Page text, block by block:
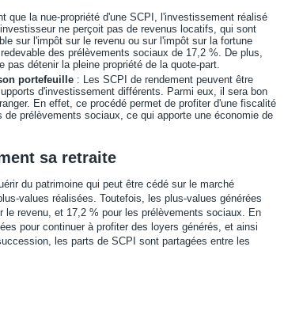
que la nue-propriété d'une SCPI, l'investissement réalisé
ne perçoit pas de revenus locatifs, qui sont
sur l'impôt sur le revenu ou sur l'impôt sur la fortune
des prélèvements sociaux de 17,2 %. De plus,
détenir la pleine propriété de la quote-part.
portefeuille: Les SCPI de rendement peuvent être
d'investissement différents. Parmi eux, il sera bon
En effet, ce procédé permet de profiter d'une fiscalité
prélèvements sociaux, ce qui apporte une économie de
sa retraite
du patrimoine qui peut être cédé sur le marché
values réalisées. Toutefois, les plus-values générées
revenu, et 17,2 % pour les prélèvements sociaux. En
pour continuer à profiter des loyers générés, et ainsi
les parts de SCPI sont partagées entre les